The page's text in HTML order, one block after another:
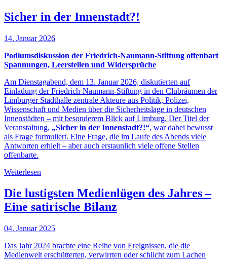
Sicher in der Innenstadt?!
14. Januar 2026
Podiumsdiskussion der Friedrich-Naumann-Stiftung offenbart
Spannungen, Leerstellen und Widersprüche
Am Dienstagabend, dem 13. Januar 2026, diskutierten auf
Einladung der Friedrich-Naumann-Stiftung in den Clubräumen der
Limburger Stadthalle zentrale Akteure aus Politik, Polizei,
Wissenschaft und Medien über die Sicherheitslage in deutschen
Innenstädten – mit besonderem Blick auf Limburg. Der Titel der
Veranstaltung, „Sicher in der Innenstadt?!“, war dabei bewusst
als Frage formuliert. Eine Frage, die im Laufe des Abends viele
Antworten erhielt – aber auch erstaunlich viele offene Stellen
offenbarte.
Weiterlesen
Die lustigsten Medienlügen des Jahres –
Eine satirische Bilanz
04. Januar 2025
Das Jahr 2024 brachte eine Reihe von Ereignissen, die die
Medienwelt erschütterten, verwirrten oder schlicht zum Lachen